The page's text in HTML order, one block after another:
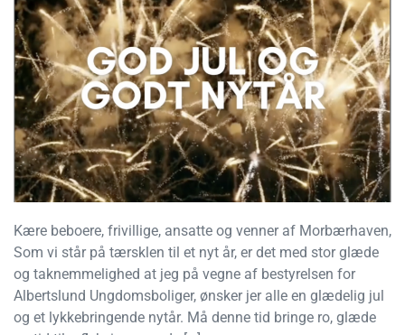
Kære beboere, frivillige, ansatte og venner af Morbærhaven,
Som vi står på tærsklen til et nyt år, er det med stor glæde
og taknemmelighed at jeg på vegne af bestyrelsen for
Albertslund Ungdomsboliger, ønsker jer alle en glædelig jul
og et lykkebringende nytår. Må denne tid bringe ro, glæde